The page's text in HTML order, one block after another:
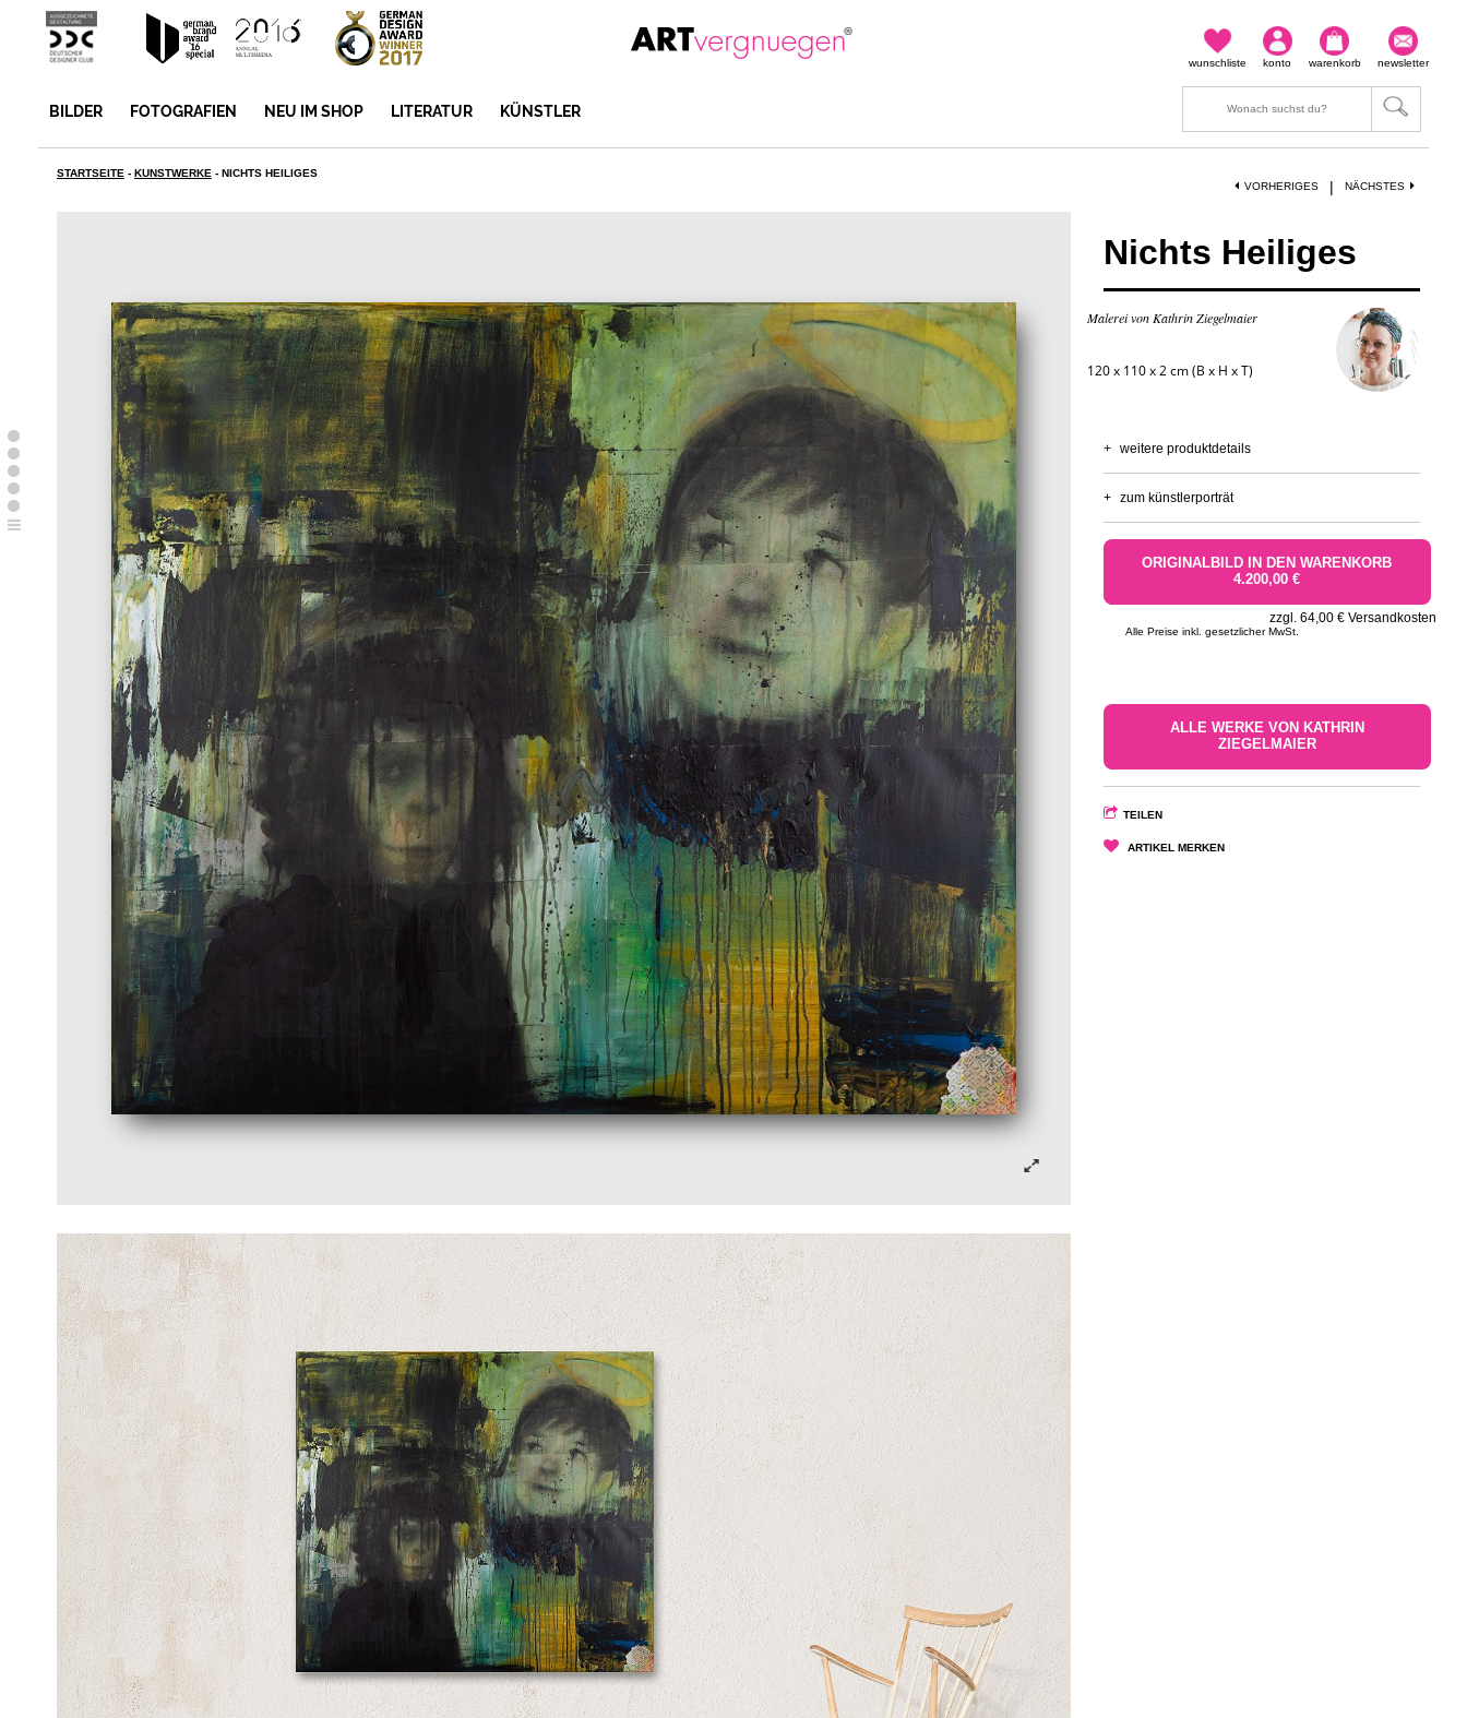
newsletter
warenkorb
konto
wunschliste
BILDER FOTOGRAFIEN NEU IM SHOP LITERATUR KÜNSTLER
STARTSEITE - KUNSTWERKE - NICHTS HEILIGES
NÄCHSTES
|
VORHERIGES
Nichts Heiliges
Malerei von Kathrin Ziegelmaier
120 x 110 x 2 cm (B x H x T)
+ weitere produktdetails
+ zum künstlerporträt
ORIGINALBILD IN DEN WARENKORB
4.200,00 €
zzgl. 64,00 € Versandkosten
Alle Preise inkl. gesetzlicher MwSt.
ALLE WERKE VON KATHRIN
ZIEGELMAIER
TEILEN
ARTIKEL MERKEN